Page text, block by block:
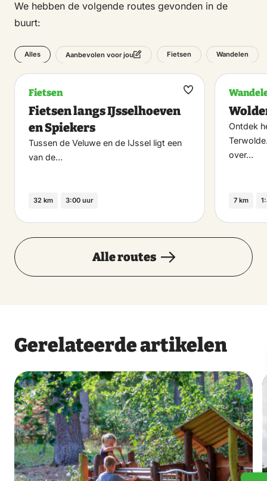
We hebben de volgende routes gevonden in de
buurt:
Alles Aanbevolen voor jou Fietsen Wandelen
Fietsen
Fietsen langs IJsselhoeven
en Spiekers
Tussen de Veluwe en de IJssel ligt een
van de…
32 km 3:00 uur
Maak
Ontdek
over…
7 km
Alle routes
Gerelateerde artikelen